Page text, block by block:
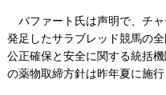
バファート氏は声明で、チ
発足したサラブレッド競馬の
公正確保と安全に関する統括
の薬物取締方針は昨年夏に施行